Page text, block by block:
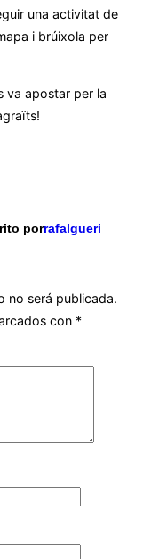
una activitat de
i brúixola per
va apostar per la
porrafalgueri
no será publicada.
con *